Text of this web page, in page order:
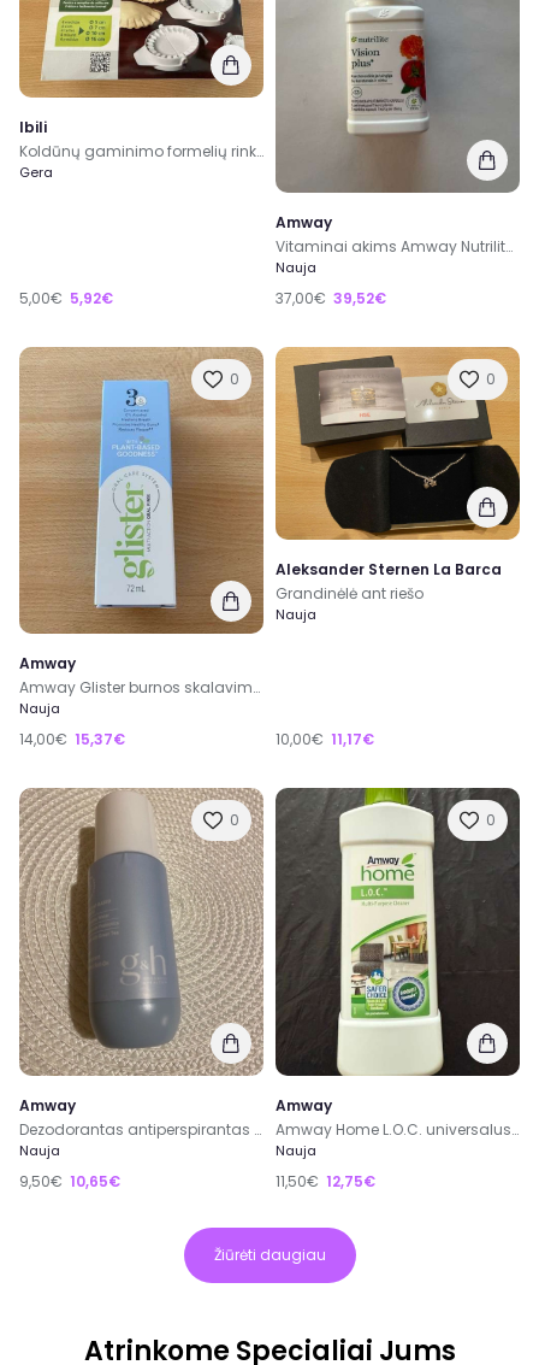
Ibili
Koldūnų gaminimo formelių rinkinys
Gera
5,00€ 5,92€
Amway
Vitaminai akims Amway Nutrilite Vision plus
Nauja
37,00€ 39,52€
0
Amway
Amway Glister burnos skalavimo skystis
Nauja
14,00€ 15,37€
0
Aleksander Sternen La Barca
Grandinėlė ant riešo
Nauja
10,00€ 11,17€
0
Amway
Dezodorantas antiperspirantas Amway
Nauja
9,50€ 10,65€
0
Amway
Amway Home L.O.C. universalus valiklis
Nauja
11,50€ 12,75€
Žiūrėti daugiau
Atrinkome Specialiai Jums